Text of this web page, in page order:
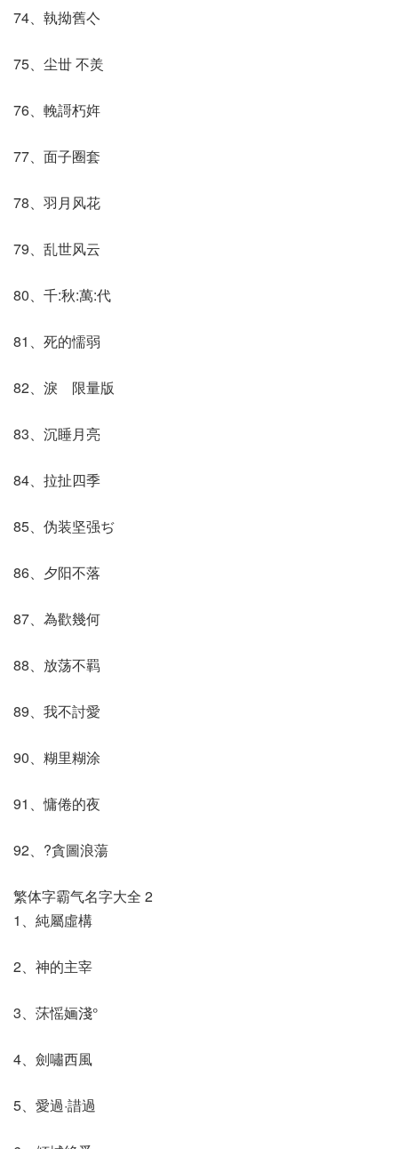
74、執拗舊亽
75、尘丗 不羙
76、輓謌朽姩
77、面子圈套
78、羽月风花
79、乱世风云
80、千:秋:萬:代
81、死的懦弱
82、淚ゞ限量版
83、沉睡月亮
84、拉扯四季
85、伪装坚强ぢ
86、夕阳不落
87、為歡幾何
88、放荡不羁
89、我不討愛
90、糊里糊涂
91、慵倦的夜
92、?貪圖浪蕩
繁体字霸气名字大全 2
1、純屬虛構
2、神的主宰
3、莯愮婳淺°
4、劍嘯西風
5、愛過·諎過